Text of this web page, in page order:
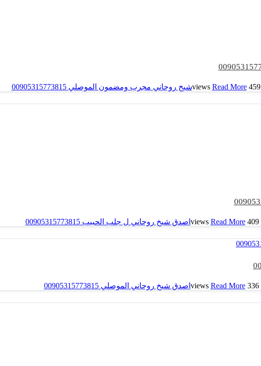
459 views
Read More شيخ روحاني مجرب ومضمون الموصلي 00905315773815
409 views
Read More اصدق شيخ روحاني ل جلب الحبيب 00905315773815
336 views
Read More اصدق شيخ روحاني الموصلي 00905315773815